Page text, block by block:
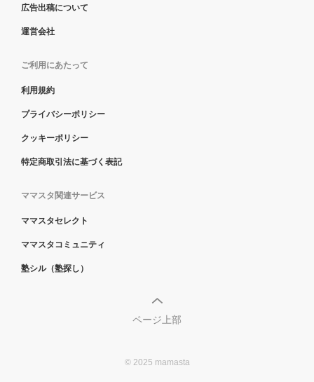
広告出稿について
運営会社
ご利用にあたって
利用規約
プライバシーポリシー
クッキーポリシー
特定商取引法に基づく表記
ママスタ関連サービス
ママスタセレクト
ママスタコミュニティ
塾シル（塾探し）
ページ上部
© 2025 mamasta